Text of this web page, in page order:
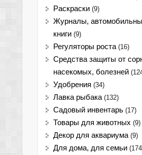
Раскраски (9)
Журналы,
книги (9)
Регуляторы роста (16)
Средства защиты от
насекомых, болезней
Удобрения (34)
Лавка рыбака (132)
Садовый инвентарь (17)
Товары для животных (9)
Декор для аквариума (9)
Для дома, для семьи